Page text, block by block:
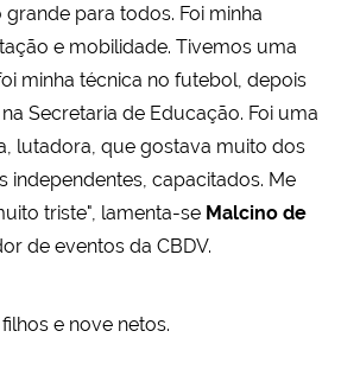
para todos. Foi minha
e mobilidade. Tivemos uma
minha técnica no futebol, depois
Secretaria de Educação. Foi uma
lutadora, que gostava muito dos
independentes, capacitados. Me
triste", lamenta-se Malcino de
de eventos da CBDV.
e nove netos.